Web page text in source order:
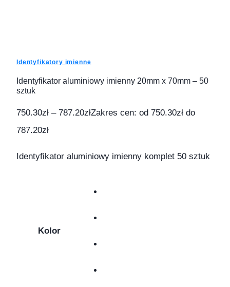
Identyfikatory imienne
Identyfikator aluminiowy imienny 20mm x 70mm – 50
sztuk
750.30zł – 787.20złZakres cen: od 750.30zł do
787.20zł
Identyfikator aluminiowy imienny komplet 50 sztuk
Kolor